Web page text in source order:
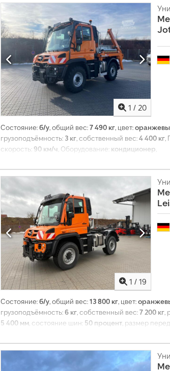
1 / 20
Состояние:б/у, общий вес:7 490 кг, цвет:
грузоподъёмность: 3 кг, собственный вес:4 400 кг,
скорость: 90 км/ч, Оборудование: кондиционер,
1 / 19
Состояние:б/у, общий вес:13 800 кг, цвет:
грузоподъёмность:6 кг , собственный вес:7 200 кг
5 400 мм , состояние шин: 50 процент , размер